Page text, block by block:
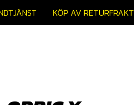
KÖP AV RETURFRAKT